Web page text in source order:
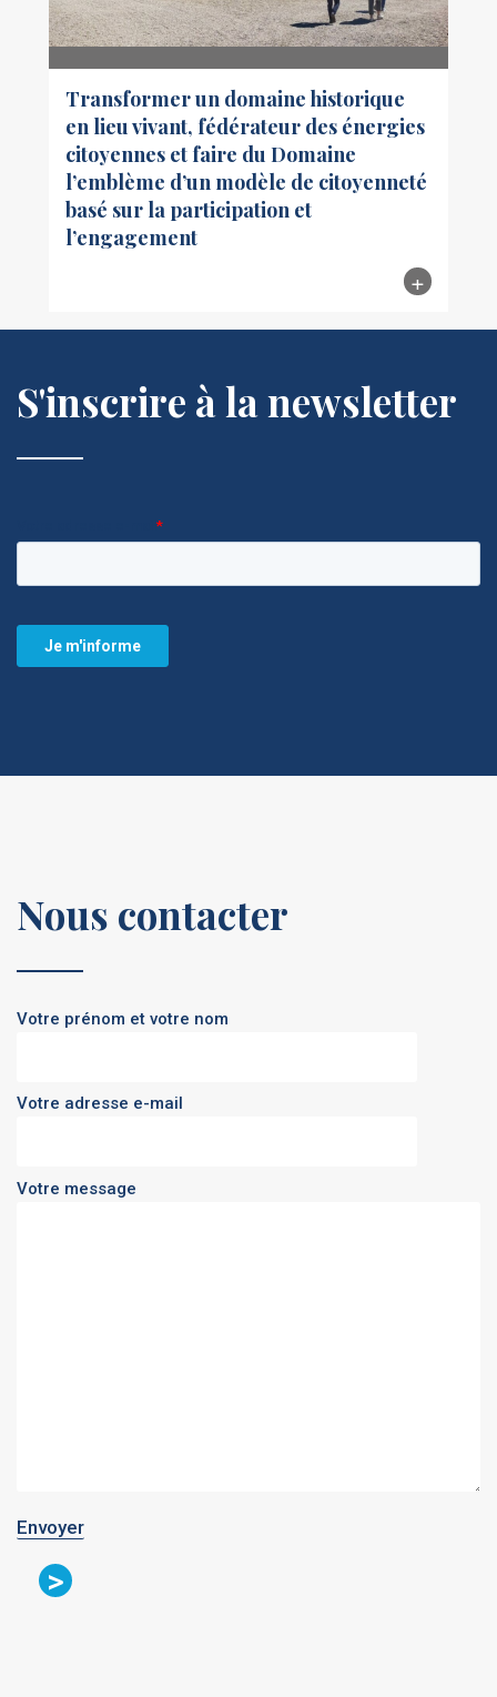
Transformer un domaine historique
en lieu vivant, fédérateur des énergies
citoyennes et faire du Domaine
l’emblème d’un modèle de citoyenneté
basé sur la participation et
l’engagement
S'inscrire à la newsletter
Nous contacter
Votre prénom et votre nom
Votre adresse e-mail
Votre message
>